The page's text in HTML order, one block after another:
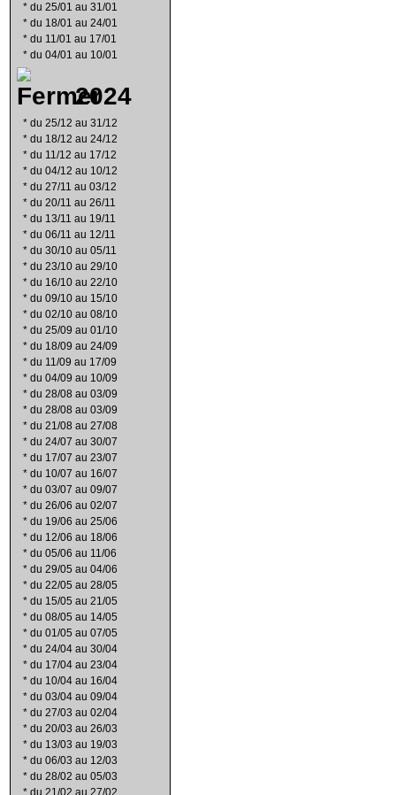
* du 25/01 au 31/01
* du 18/01 au 24/01
* du 11/01 au 17/01
* du 04/01 au 10/01
2024
* du 25/12 au 31/12
* du 18/12 au 24/12
* du 11/12 au 17/12
* du 04/12 au 10/12
* du 27/11 au 03/12
* du 20/11 au 26/11
* du 13/11 au 19/11
* du 06/11 au 12/11
* du 30/10 au 05/11
* du 23/10 au 29/10
* du 16/10 au 22/10
* du 09/10 au 15/10
* du 02/10 au 08/10
* du 25/09 au 01/10
* du 18/09 au 24/09
* du 11/09 au 17/09
* du 04/09 au 10/09
* du 28/08 au 03/09
* du 28/08 au 03/09
* du 21/08 au 27/08
* du 24/07 au 30/07
* du 17/07 au 23/07
* du 10/07 au 16/07
* du 03/07 au 09/07
* du 26/06 au 02/07
* du 19/06 au 25/06
* du 12/06 au 18/06
* du 05/06 au 11/06
* du 29/05 au 04/06
* du 22/05 au 28/05
* du 15/05 au 21/05
* du 08/05 au 14/05
* du 01/05 au 07/05
* du 24/04 au 30/04
* du 17/04 au 23/04
* du 10/04 au 16/04
* du 03/04 au 09/04
* du 27/03 au 02/04
* du 20/03 au 26/03
* du 13/03 au 19/03
* du 06/03 au 12/03
* du 28/02 au 05/03
* du 21/02 au 27/02